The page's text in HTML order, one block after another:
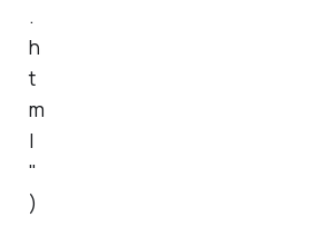
.
h
t
m
l
"
)